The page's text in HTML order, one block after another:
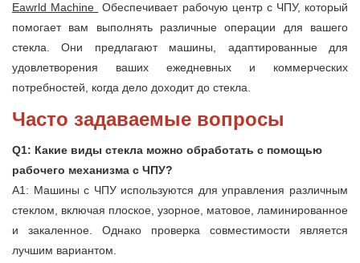
Eawrld Machine
Обеспечивает рабочую центр с ЧПУ, который
помогает вам выполнять различные операции для вашего
стекла. Они предлагают машины, адаптированные для
удовлетворения ваших ежедневных и коммерческих
потребностей, когда дело доходит до стекла.
Часто задаваемые вопросы
Q1: Какие виды стекла можно обработать с помощью
рабочего механизма с ЧПУ?
A1: Машины с ЧПУ используются для управления различным
стеклом, включая плоское, узорное, матовое, ламинированное
и закаленное. Однако проверка совместимости является
лучшим вариантом.